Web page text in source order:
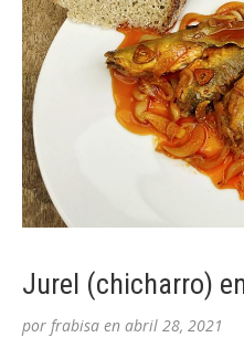
Jurel (chicharro)
por frabisa en abril 28, 2021